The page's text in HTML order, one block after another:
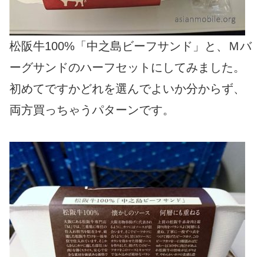
松阪牛100%「中之島ビーフサンド」と、Ｍバ
ーグサンドのハーフセットにしてみました。
初めてですかどれを選んでよいか分からず、
両方買っちゃうパターンです。